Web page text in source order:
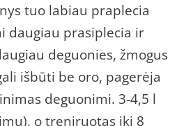
tuo labiau praplecia
daugiau prasiplecia ir
deguonies, žmogus
išbūti be oro, pagerėja
deguonimi. 3-4,5 l
o treniruotas iki 8